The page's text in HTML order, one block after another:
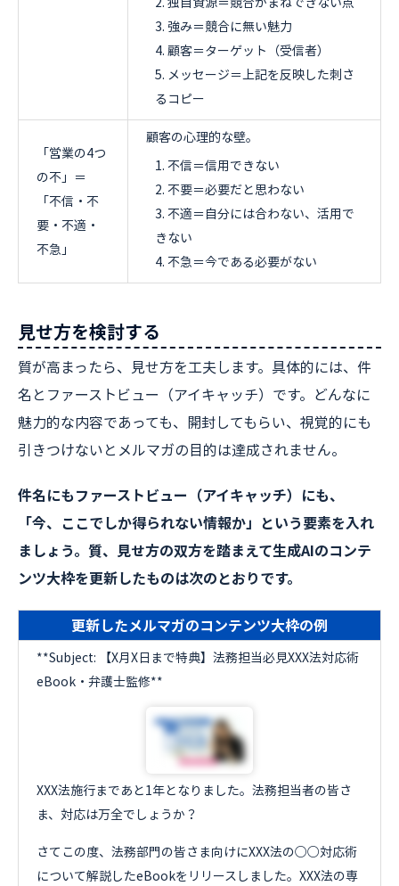
強み＝競合に無い魅力
顧客＝ターゲット（受信者）
メッセージ＝上記を反映した刺さ
るコピー
「営業の4つ
の不」＝
「不信・不
要・不適・
不急」
顧客の心理的な壁。
不信＝信用できない
不要＝必要だと思わない
不適＝自分には合わない、活用で
きない
不急＝今である必要がない
見せ方を検討する
質が高まったら、見せ方を工夫します。具体的には、件
名とファーストビュー（アイキャッチ）です。どんなに
魅力的な内容であっても、開封してもらい、視覚的にも
引きつけないとメルマガの目的は達成されません。
件名にもファーストビュー（アイキャッチ）にも、
「今、ここでしか得られない情報か」という要素を入れ
ましょう。質、見せ方の双方を踏まえて生成AIのコンテ
ンツ大枠を更新したものは次のとおりです。
更新したメルマガのコンテンツ大枠の例
**Subject: 【X月X日まで特典】法務担当必見XXX法対応術
eBook・弁護士監修**
XXX法施行まであと1年となりました。法務担当者の皆さ
ま、対応は万全でしょうか？
さてこの度、法務部門の皆さま向けにXXX法の○○対応術
について解説したeBookをリリースしました。XXX法の専